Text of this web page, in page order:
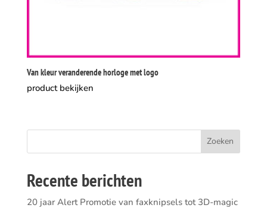
Van kleur veranderende horloge met logo
product bekijken
Recente berichten
20 jaar Alert Promotie van faxknipsels tot 3D-magic